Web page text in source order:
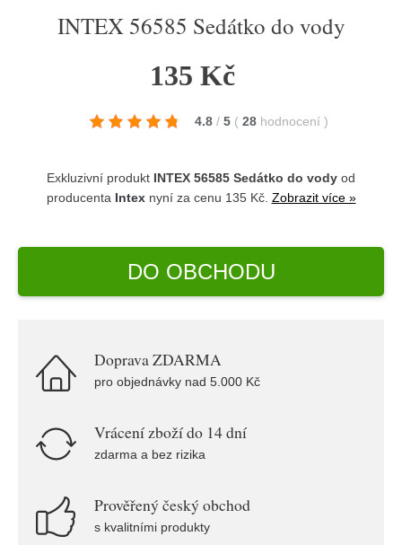
INTEX 56585 Sedátko do vody
135 Kč
4.8 / 5 ( 28 hodnocení )
Exkluzivní produkt INTEX 56585 Sedátko do vody od
producenta Intexnyní za cenu 135 Kč. Zobrazit více »
DO OBCHODU
Doprava ZDARMA
pro objednávky nad 5.000 Kč
Vrácení zboží do 14 dní
zdarma a bez rizika
Prověřený český obchod
s kvalitními produkty